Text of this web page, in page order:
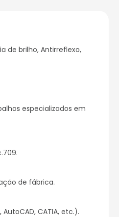
de brilho, Antirreflexo,
especializados em
de fábrica.
CATIA, etc.).